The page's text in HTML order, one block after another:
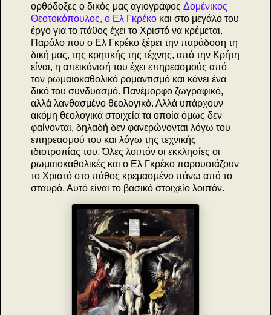
ορθόδοξες ο δικός μας αγιογράφος Δομένικος
Θεοτοκόπουλος, ο Ελ Γκρέκο και στο μεγάλο του
έργο για το πάθος έχει το Χριστό να κρέμεται.
Παρόλο που ο Ελ Γκρέκο ξέρει την παράδοση τη
δική μας, της κρητικής της τέχνης, από την Κρήτη
είναι, η απεικόνισή του έχει επηρεασμούς από
τον ρωμαιοκαθολικό ρομαντισμό και κάνει ένα
δικό του συνδυασμό. Πανέμορφο ζωγραφικό,
αλλά λανθασμένο θεολογικό. Αλλά υπάρχουν
ακόμη θεολογικά στοιχεία τα οποία όμως δεν
φαίνονται, δηλαδή δεν φανερώνονται λόγω του
επηρεασμού του και λόγω της τεχνικής
ιδιοτροπίας του. Όλες λοιπόν οι εκκλησίες οι
ρωμαιοκαθολικές και ο Ελ Γκρέκο παρουσιάζουν
το Χριστό στο πάθος κρεμασμένο πάνω από το
σταυρό. Αυτό είναι το βασικό στοιχείο λοιπόν.